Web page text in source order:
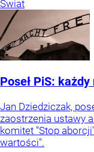
Świat
Poseł PiS:
Jan Dziedziczak,
zaostrzenia ustawy
komitet "Stop
wartości".